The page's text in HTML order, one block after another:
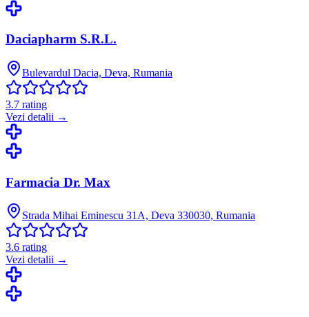
Daciapharm S.R.L.
Bulevardul Dacia, Deva, Rumania
3.7 rating
Vezi detalii →
Farmacia Dr. Max
Strada Mihai Eminescu 31A, Deva 330030, Rumania
3.6 rating
Vezi detalii →